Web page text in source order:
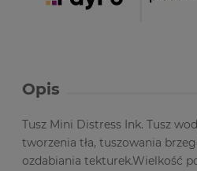
Opis
Tusz Mini Distress Ink. Tusz
tworzenia tła, tuszowania
ozdabiania tekturek.Wielkość